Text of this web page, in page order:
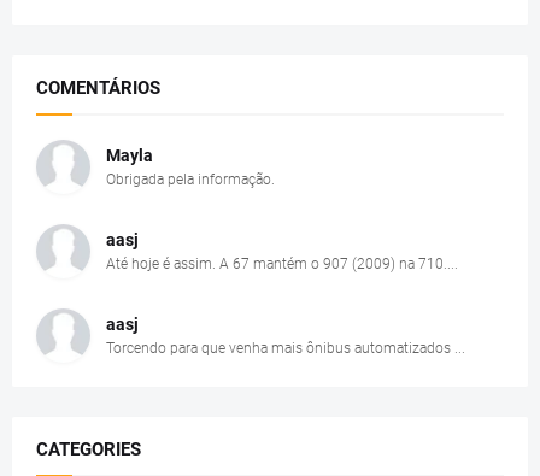
COMENTÁRIOS
Mayla
Obrigada pela informação.
aasj
Até hoje é assim. A 67 mantém o 907 (2009) na 710....
aasj
Torcendo para que venha mais ônibus automatizados ...
CATEGORIES